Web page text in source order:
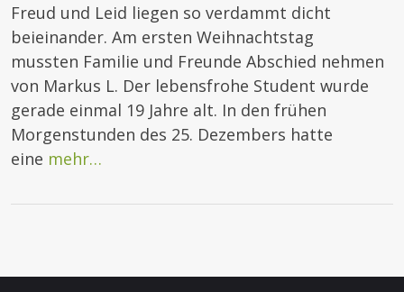
Freud und Leid liegen so verdammt dicht
beieinander. Am ersten Weihnachtstag
mussten Familie und Freunde Abschied nehmen
von Markus L. Der lebensfrohe Student wurde
gerade einmal 19 Jahre alt. In den frühen
Morgenstunden des 25. Dezembers hatte
eine mehr…